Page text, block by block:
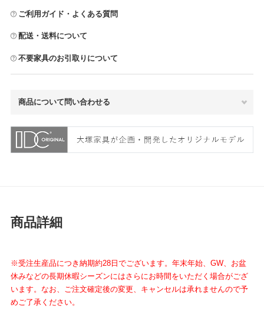
ご利用ガイド・よくある質問
配送・送料について
不要家具のお引取りについて
商品について問い合わせる
商品詳細
※受注生産品につき納期約28日でございます。年末年始、GW、お盆
休みなどの長期休暇シーズンにはさらにお時間をいただく場合がござ
います。なお、ご注文確定後の変更、キャンセルは承れませんので予
めご了承ください。